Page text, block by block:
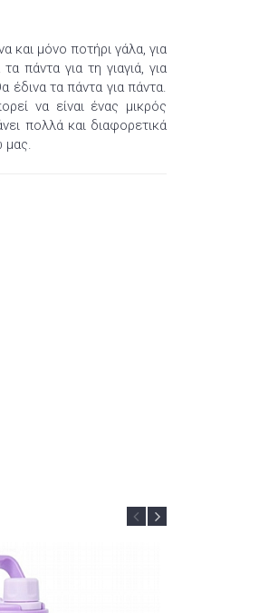
και μόνο ποτήρι γάλα, για
πάντα για τη γιαγιά, για
έδινα τα πάντα για πάντα.
να είναι ένας μικρός
πολλά και διαφορετικά
μας.